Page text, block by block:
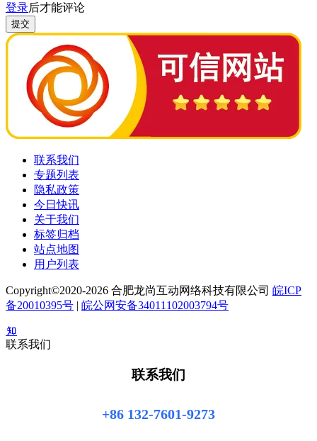
登录后才能评论
提交
联系我们
专题列表
隐私政策
今日快讯
关于我们
标签归档
站点地图
用户列表
Copyright©2020-2026 合肥龙尚互动网络科技有限公司 皖ICP
备20010395号 | 皖公网安备34011102003794号
联系我们
联系我们
+86 132-7601-9273